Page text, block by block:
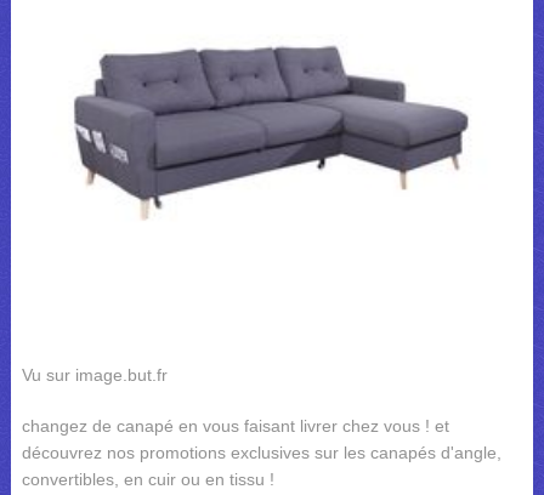
Vu sur image.but.fr
changez de canapé en vous faisant livrer chez vous ! et
découvrez nos promotions exclusives sur les canapés d'angle,
convertibles, en cuir ou en tissu !